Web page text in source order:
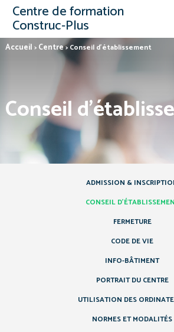
Centre de formation
Construc‑Plus
Accueil > Centre>Conseil d’établissement
Conseil
ADMISSION &
CONSEIL
FERMETURE
CODE DE VIE
INFO-BÂTIMENT
PORTRAIT DU CENTRE
UTILISATION DES
NORMES ET MODALITÉS